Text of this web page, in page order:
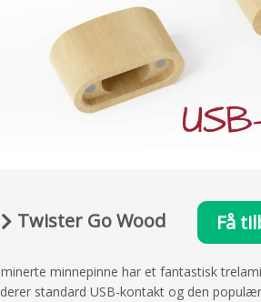
Twister Go Wood Få
minnepinne har et fantastisk
standard USB-kontakt og den